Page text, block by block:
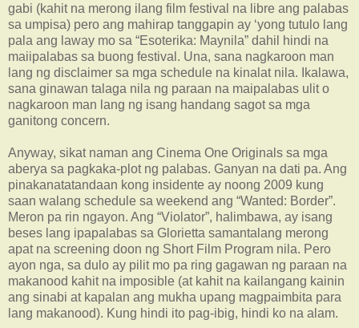
gabi (kahit na merong ilang film festival na libre ang palabas
sa umpisa) pero ang mahirap tanggapin ay ‘yong tutulo lang
pala ang laway mo sa “Esoterika: Maynila” dahil hindi na
maiipalabas sa buong festival. Una, sana nagkaroon man
lang ng disclaimer sa mga schedule na kinalat nila. Ikalawa,
sana ginawan talaga nila ng paraan na maipalabas ulit o
nagkaroon man lang ng isang handang sagot sa mga
ganitong concern.
Anyway, sikat naman ang Cinema One Originals sa mga
aberya sa pagkaka-plot ng palabas. Ganyan na dati pa. Ang
pinakanatatandaan kong insidente ay noong 2009 kung
saan walang schedule sa weekend ang “Wanted: Border”.
Meron pa rin ngayon. Ang “Violator”, halimbawa, ay isang
beses lang ipapalabas sa Glorietta samantalang merong
apat na screening doon ng Short Film Program nila. Pero
ayon nga, sa dulo ay pilit mo pa ring gagawan ng paraan na
makanood kahit na imposible (at kahit na kailangang kainin
ang sinabi at kapalan ang mukha upang magpaimbita para
lang makanood). Kung hindi ito pag-ibig, hindi ko na alam.